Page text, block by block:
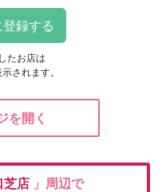
たお店は
示されます。
を開く
芝店 」周辺で